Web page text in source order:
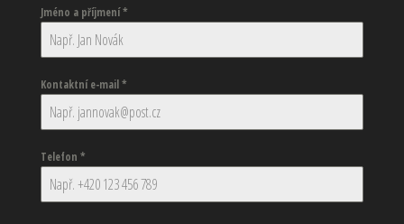
Jméno a příjmení*
Kontaktní e-mail*
Telefon *